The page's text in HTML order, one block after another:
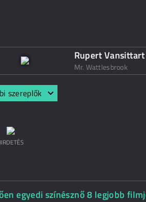
Rupert Vansittart
Mr. Wattlesbrook
szereplők
egyedi színésznő 8 legjobb